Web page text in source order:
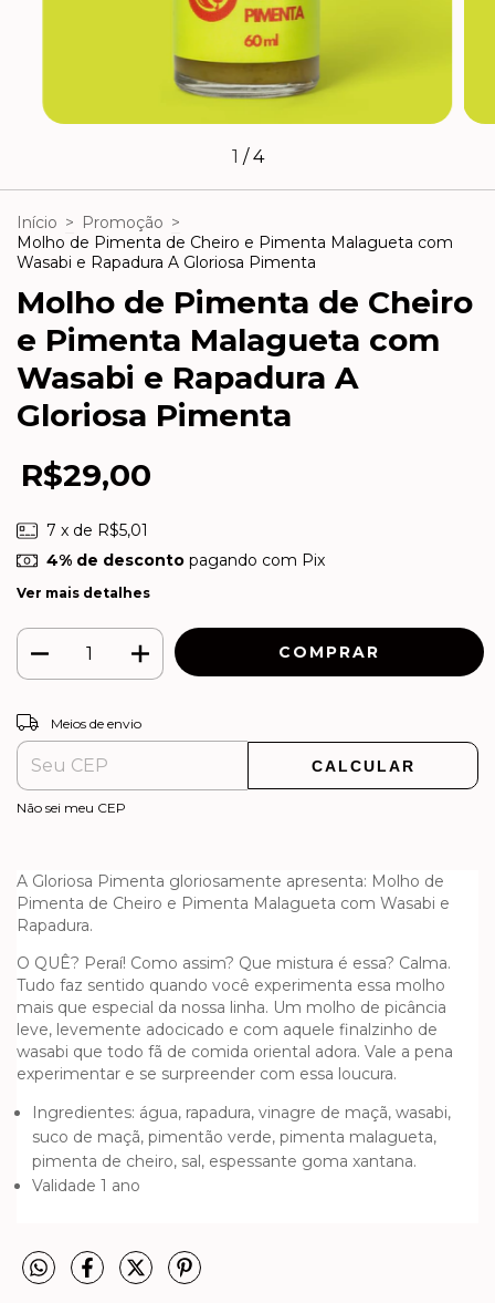
1 /4
Início > Promoção >
Molho de Pimenta de Cheiro e Pimenta Malagueta com
Wasabi e Rapadura A Gloriosa Pimenta
Molho de Pimenta de Cheiro
e Pimenta Malagueta com
Wasabi e Rapadura A
Gloriosa Pimenta
R$29,00
7 x de R$5,01
4% de descontopagando com Pix
Ver mais detalhes
Entregas para o CEP:
Meios de envio
CALCULAR
Não sei meu CEP
A Gloriosa Pimenta gloriosamente apresenta: Molho de
Pimenta de Cheiro e Pimenta Malagueta com Wasabi e
Rapadura.
O QUÊ? Peraí! Como assim? Que mistura é essa? Calma.
Tudo faz sentido quando você experimenta essa molho
mais que especial da nossa linha. Um molho de picância
leve, levemente adocicado e com aquele finalzinho de
wasabi que todo fã de comida oriental adora. Vale a pena
experimentar e se surpreender com essa loucura.
Ingredientes: água, rapadura, vinagre de maçã, wasabi,
suco de maçã, pimentão verde, pimenta malagueta,
pimenta de cheiro, sal, espessante goma xantana.
Validade 1 ano